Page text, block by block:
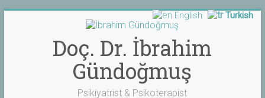
Doç. Dr. İbrahim
Gündoğmuş
Psikiyatrist & Psikoterapist
English Turkish